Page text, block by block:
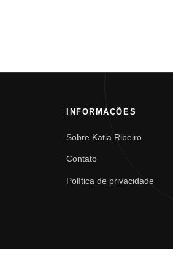
INFORMAÇÕES
Sobre Katia Ribeiro
Contato
Política de privacidade